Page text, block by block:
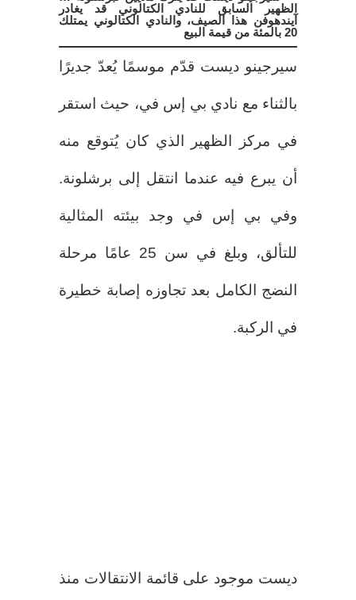
الظهير السابق للنادي الكتالوني قد يغادر
آيندهوفن هذا الصيف، والنادي الكتالوني يمتلك
20 بالمئة من قيمة البيع
سيرجينو ديست قدّم موسمًا يُعدّ جديرًا
بالثناء مع نادي بي إس في، حيث استقر
في مركز الظهير الذي كان يُتوقع منه
أن يبرع فيه عندما انتقل إلى برشلونة.
وفي بي إس في وجد بيئته المثالية
للتألق، وبلغ في سن 25 عامًا مرحلة
النضج الكامل بعد تجاوزه إصابة خطيرة
في الركبة.
ديست موجود على قائمة الانتقالات منذ